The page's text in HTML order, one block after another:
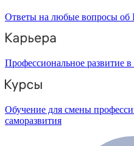
Ответы на любые вопросы об
Профессиональное развитие
Обучение для смены
саморазвития